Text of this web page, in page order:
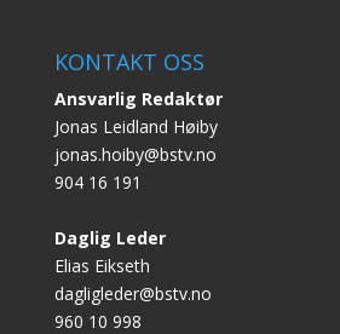
KONTAKT OSS
Ansvarlig Redaktør
Jonas Leidland Høiby
jonas.hoiby@bstv.no
904 16 191
Daglig Leder
Elias Eikseth
dagligleder@bstv.no
960 10 998